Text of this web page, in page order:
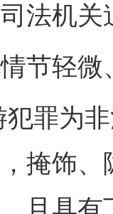
机关
轻微
为非
掩饰